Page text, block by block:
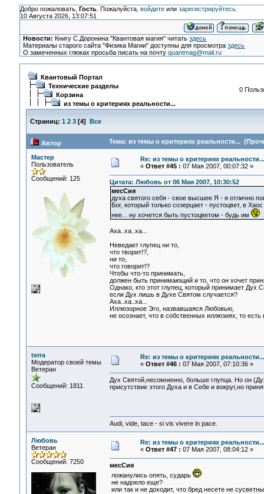
Добро пожаловать, Гость. Пожалуйста, войдитеили зарегистрируйтесь.
10 Августа 2026, 13:07:51
Новости: Книгу С.Доронина "Квантовая магия" читатьздесь
Материалы старого сайта "Физика Магии" доступны для просмотраздесь
О замеченных глюках просьба писать на почтуquantmag@mail.ru
Квантовый Портал
Технические разделы
Корзина
из темы о критериях реальности...
0
Страниц: 1 2 3[4] Все
Автор Тема: из темы о критериях реальности...
Мастер
Пользователь
Сообщений: 125
Re: из темы о критериях реальности...
« Ответ #45 : 07 Мая 2007, 00:07:32 »
Цитата: Любовь от 06 Мая 2007, 10:30:52
месСия
духа святого себя - свое высшее Я - я отлично
Бог, который только созерцает - пустоцвет, в
нее... ну хочется быть пустоцветом - будь им
Аха..ха..ха...
Неведает глупец ни то,
что творит!?,
ни то,
что говорит!?
Чтобы что-то принимать,
должен быть принимающий и то, что он хочет
Однако, кто этот глупец, который принимает Дух
если Дух лишь в Духе Святом случается?
Аха..ха..ха...
Иллюзорное Эго, назвавшаяся Любовью,
не осознает, что в собственных иллюзиях, то есть
terra
Модератор своей темы
Ветеран
Сообщений: 1811
Re: из темы о критериях реальности...
« Ответ #46 : 07 Мая 2007, 07:10:36 »
Дух Святой,несомненно, больше глупца. Но он
присутствие этого Духа и в Себе и вокруг,но
Audi, vide, tace - si vis vivere in pace.
Любовь
Ветеран
Сообщений: 7250
Re: из темы о критериях реальности...
« Ответ #47 : 07 Мая 2007, 08:04:12 »
месСия
ложанулись опять, сударь
не надоело еще?
или так и не доходит, что бред несете не